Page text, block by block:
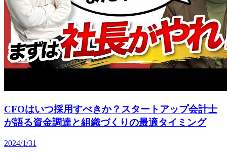
CFOはいつ採用すべきか？スタートアップ会計士
が語る資金調達と組織づくりの最適タイミング
2024/1/31